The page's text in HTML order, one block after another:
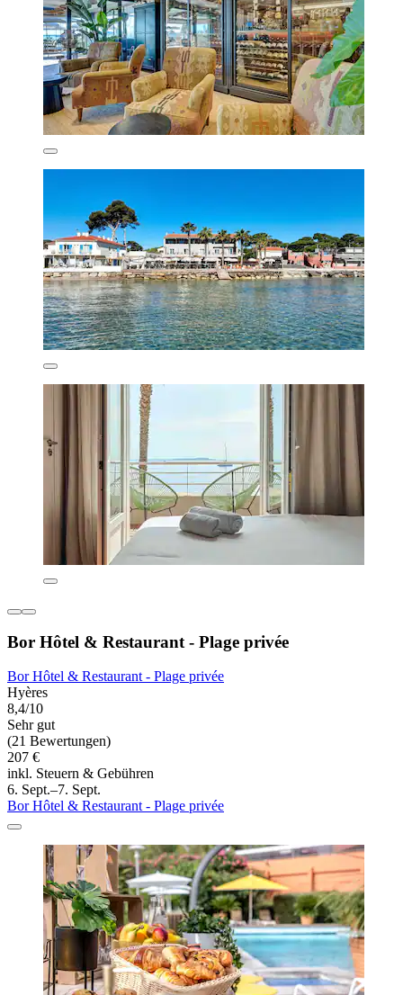
Bor Hôtel & Restaurant - Plage privée
Bor Hôtel & Restaurant - Plage privée
Hyères
8,4/10
Sehr gut
(21 Bewertungen)
207 €
inkl. Steuern & Gebühren
6. Sept.–7. Sept.
Bor Hôtel & Restaurant - Plage privée